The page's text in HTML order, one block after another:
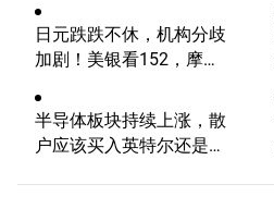
日元跌跌不休，机构分歧
加剧！美银看152，摩根
半导体板块持续上涨，散
户应该买入英特尔还是